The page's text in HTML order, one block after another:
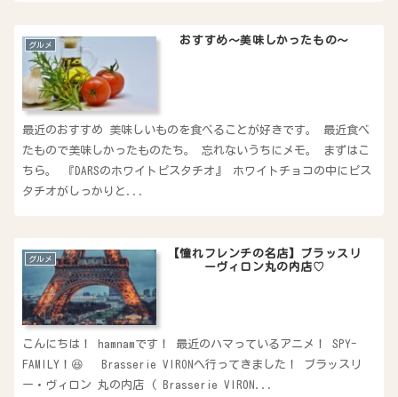
グルメ おすすめ〜美味しかったもの〜
最近のおすすめ 美味しいものを食べることが好きです。 最近食べ
たもので美味しかったものたち。 忘れないうちにメモ。 まずはこ
ちら。 『DARSのホワイトピスタチオ』 ホワイトチョコの中にピス
タチオがしっかりと...
グルメ
【憧れフレンチの名店】ブラッスリ
ーヴィロン丸の内店♡
こんにちは！ hamnamです！ 最近のハマっているアニメ！ SPY-
FAMILY！😆 Brasserie VIRONへ行ってきました！ ブラッスリ
ー・ヴィロン 丸の内店 ( Brasserie VIRON...